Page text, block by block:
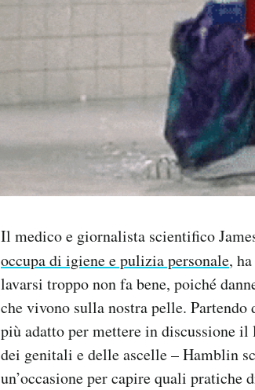
Il medico e giornalista scientifico
occupa di igiene e pulizia personale,
lavarsi troppo non fa bene, poiché
che vivono sulla nostra pelle. Partendo
più adatto per mettere in discussione
dei genitali e delle ascelle – Hamblin
un’occasione per capire quali